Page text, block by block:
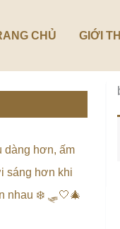
CHỦ GIỚI
dàng hơn, ấm
sáng hơn khi
nhau ❄️ 🛷🤍🎄